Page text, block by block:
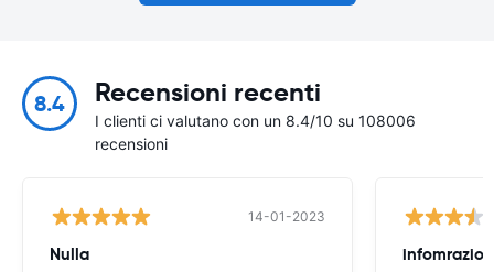
8.4 Recensioni recenti
I clienti ci valutano con un 8.4/10 su 108006
recensioni
14-01-2023
Nulla